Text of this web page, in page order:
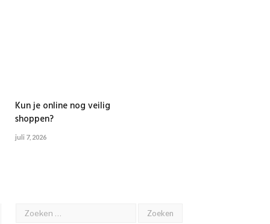
Kun je online nog veilig
shoppen?
juli 7, 2026